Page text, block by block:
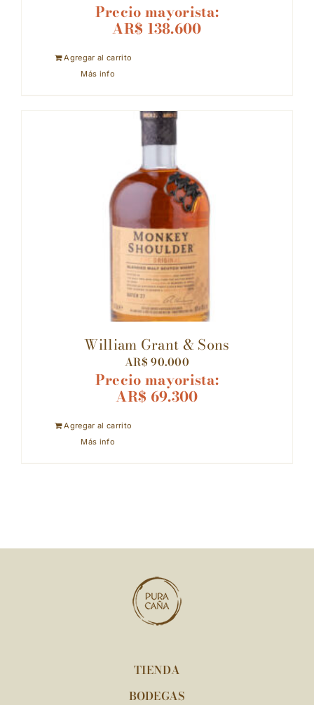
Precio mayorista:
AR$ 138.600
Agregar al carrito
Más info
William Grant & Sons
AR$ 90.000
Precio mayorista:
AR$ 69.300
Agregar al carrito
Más info
TIENDA
BODEGAS